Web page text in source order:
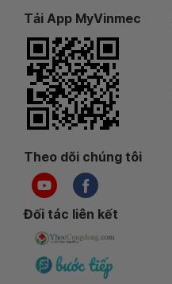
Tải App MyVinmec
Theo dõi chúng tôi
Đối tác liên kết